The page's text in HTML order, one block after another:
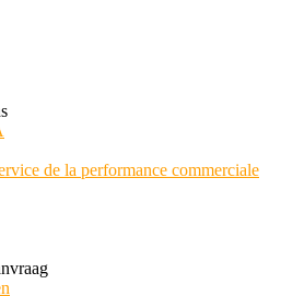
de la performance commerciale